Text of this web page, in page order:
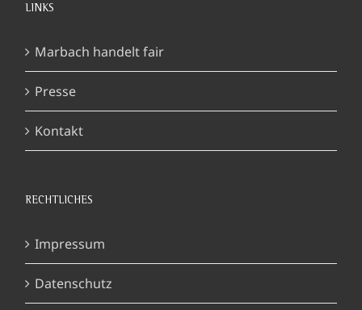
LINKS
Marbach handelt fair
Presse
Kontakt
RECHTLICHES
Impressum
Datenschutz